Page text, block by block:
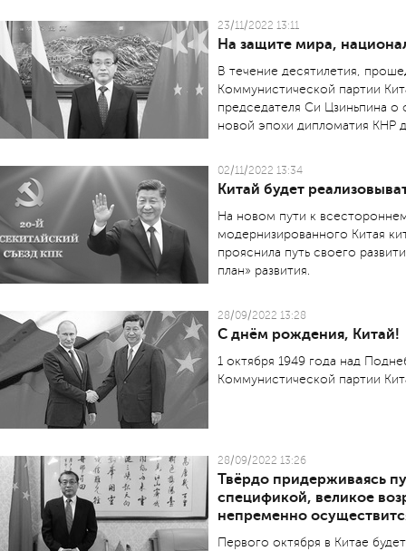
23/11/2022 13:11
На защите мира,
В течение десятилетия,
Коммунистической партии
председателя Си Цзиньпина
новой эпохи дипломатия КНР
02/11/2022 13:34
Китай будет
На новом пути к
модернизированного Китая
прояснила путь своего
план» развития.
28/09/2022 13:28
С днём рождения, Китай!
1 октября 1949 года над
Коммунистической партии
28/09/2022 13:26
Твёрдо придерживаясь
спецификой, великое
непременно
Первого октября в Китае